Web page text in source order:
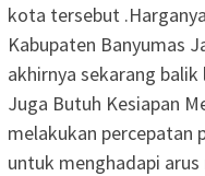
kota tersebut
Kabupaten Banyumas
akhirnya sekarang
Juga Butuh Kesiapan
melakukan percepatan
untuk menghadapi